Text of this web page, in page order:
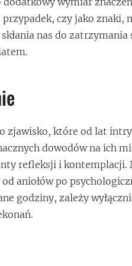
czy jako znaki,
nas do
zjawisko, które od lat
dowodów na ich
refleksji i kontemplacji.
aniołów po
godziny, zależy